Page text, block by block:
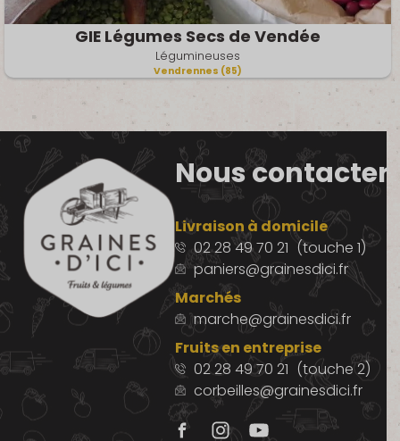
GIE Légumes Secs de Vendée
Légumineuses
Vendrennes (85)
Nous contacter
Livraison à domicile
02 28 49 70 21 (touche 1)
paniers@grainesdici.fr
Marchés
marche@grainesdici.fr
Fruits en entreprise
02 28 49 70 21 (touche 2)
corbeilles@grainesdici.fr